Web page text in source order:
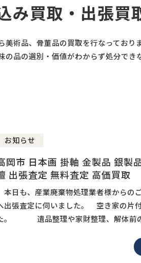
み買取・出張買
術品、骨董品の買取を行なっておりま
品の選別・価値がわからず処分で
お知らせ
岡市 日本画 掛軸 金製品 銀製
出張査定 無料査定 高価買取
本日も、産業廃棄物処理業者様からの
出張査定に伺いました。 空き家の片
。 遺品整理や家財整理、解体前